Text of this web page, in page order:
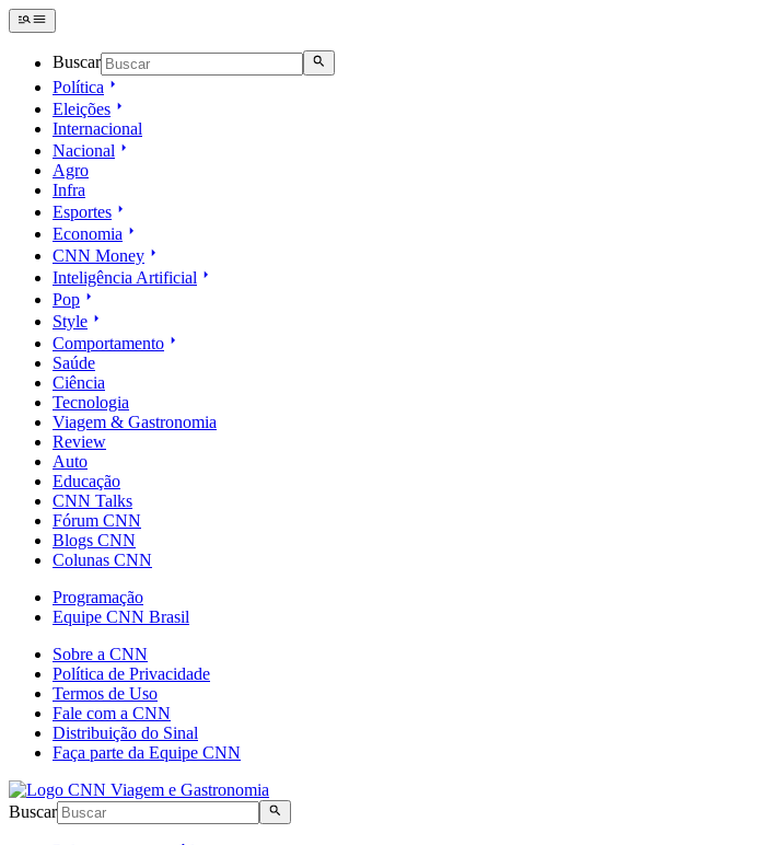
Buscar
Política
Eleições
Internacional
Nacional
Agro
Infra
Esportes
Economia
CNN Money
Inteligência Artificial
Pop
Style
Comportamento
Saúde
Ciência
Tecnologia
Viagem & Gastronomia
Review
Auto
Educação
CNN Talks
Fórum CNN
Blogs CNN
Colunas CNN
Programação
Equipe CNN Brasil
Sobre a CNN
Política de Privacidade
Termos de Uso
Fale com a CNN
Distribuição do Sinal
Faça parte da Equipe CNN
Buscar